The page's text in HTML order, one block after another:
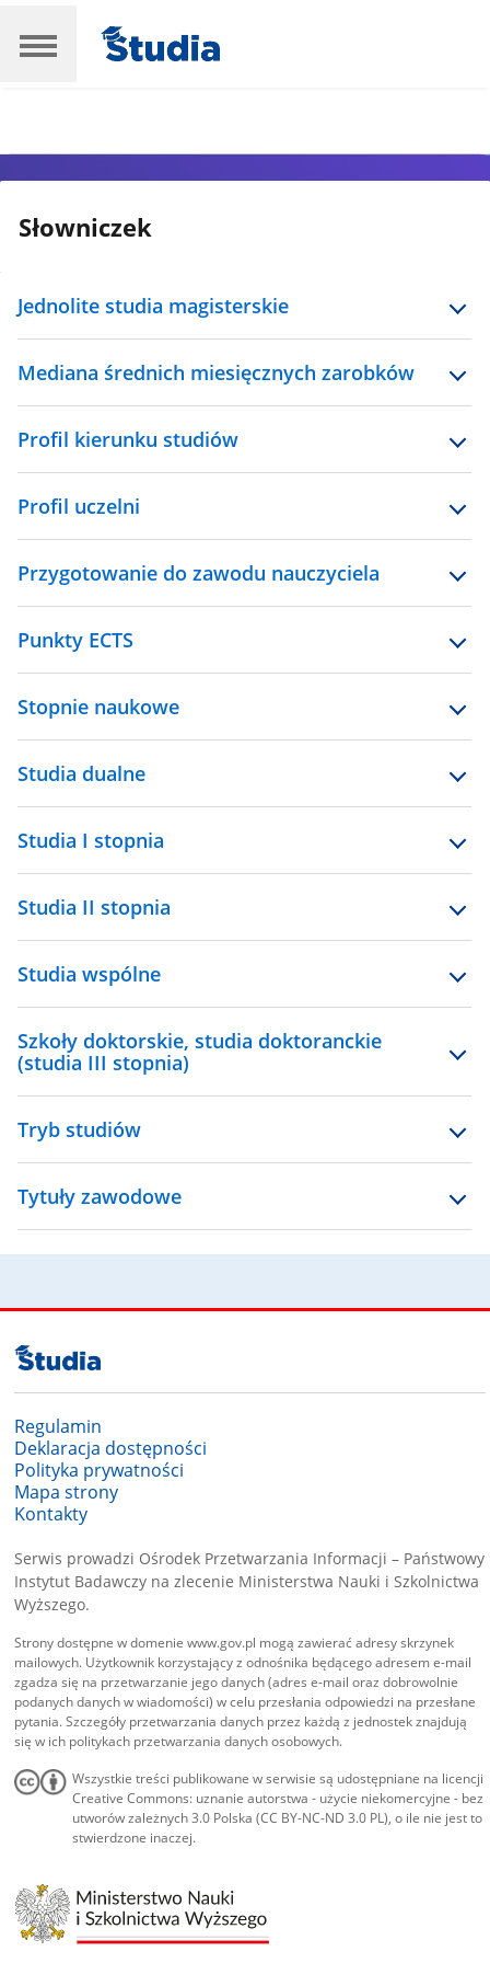
Słowniczek
Jednolite studia magisterskie
Mediana średnich miesięcznych zarobków
Profil kierunku studiów
Profil uczelni
Przygotowanie do zawodu nauczyciela
Punkty ECTS
Stopnie naukowe
Studia dualne
Studia I stopnia
Studia II stopnia
Studia wspólne
Szkoły doktorskie, studia doktoranckie
(studia III stopnia)
Tryb studiów
Tytuły zawodowe
Regulamin
Deklaracja dostępności
Mapa strony
Kontakty
Serwis prowadzi Ośrodek Przetwarzania Informacji – Państwowy
Instytut Badawczy na zlecenie Ministerstwa Nauki i Szkolnictwa
Wyższego.
Strony dostępne w domenie www.gov.pl mogą zawierać adresy skrzynek
mailowych. Użytkownik korzystający z odnośnika będącego adresem e-mail
zgadza się na przetwarzanie jego danych (adres e-mail oraz dobrowolnie
podanych danych w wiadomości) w celu przesłania odpowiedzi na przesłane
pytania. Szczegóły przetwarzania danych przez każdą z jednostek znajdują
się w ich politykach przetwarzania danych osobowych.
Wszystkie treści publikowane w serwisie są udostępniane na licencji
Creative Commons: uznanie autorstwa - użycie niekomercyjne - bez
utworów zależnych 3.0 Polska (CC BY-NC-ND 3.0 PL), o ile nie jest to
stwierdzone inaczej.